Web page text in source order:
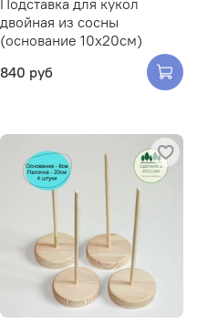
двойная из сосны
(основание 10х20см)
840 руб